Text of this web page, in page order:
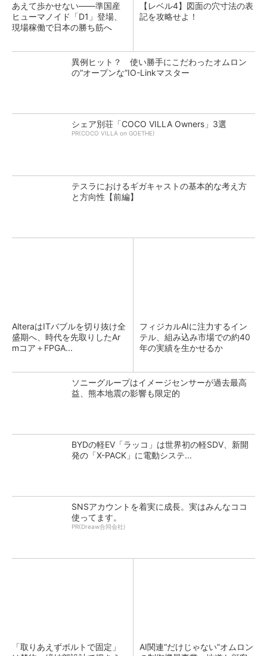
あえて歩かせない――準国産
ヒューマノイド「D1」登場、
現場稼働で日本の勝ち筋へ
【レベル4】図面の穴寸法の表
記を攻略せよ！
異例ヒット？ 使い勝手にこだわったオムロン
の“オープンな”IO-Linkマスター
シェア別荘「COCO VILLA Owners」3選
PR(COCO VILLA on GOETHE)
テスラにおけるギガキャストの基本的な考え方
と方向性【前編】
AlteraはITバブルを切り抜け全
盛期へ、時代を先取りしたAr
mコア＋FPGA...
フィジカルAIに注力するイン
テル、組み込み市場での約40
年の実績を生かせるか
ソニーグループはイメージセンサーが過去最高
益、熊本地震の影響も限定的
BYDの軽EV「ラッコ」は世界初の軽SDV、新開
発の「X-PACK」に電動システ...
SNSアカウントを着実に成長。実はみんなココ
使ってます。
PR(Dreaw合同会社)
「取りあえずボルトで固定」
AI関連“だけじゃない”オムロン